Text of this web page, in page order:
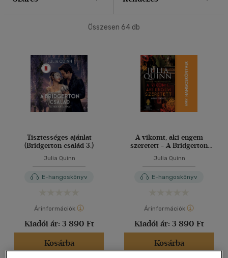
Összesen 64 db
Tisztességes ajánlat
(Bridgerton család 3.)
Julia Quinn
E-hangoskönyv
Árinformációk
Kiadói ár: 3 890 Ft
Kosárba
A vikomt, aki engem
szeretett - A Bridgerton
Julia Quinn
E-hangoskönyv
Árinformációk
Kiadói ár: 3 890 Ft
Kosárba